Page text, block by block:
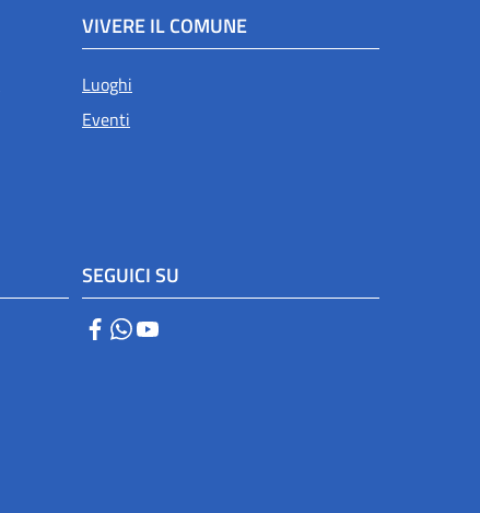
VIVERE IL COMUNE
Luoghi
Eventi
SEGUICI SU
Facebook
WhatsApp